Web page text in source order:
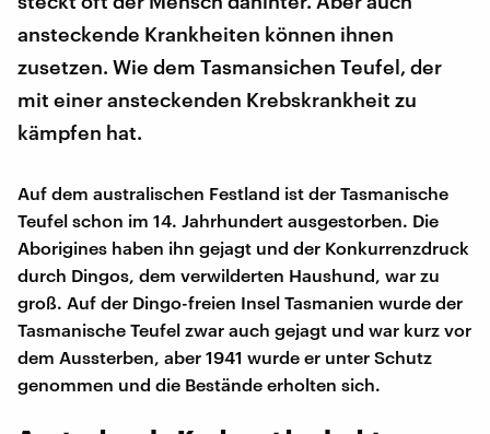
ansteckende Krankheiten können ihnen
zusetzen. Wie dem Tasmansichen Teufel, der
mit einer ansteckenden Krebskrankheit zu
kämpfen hat.
Auf dem australischen Festland ist der Tasmanische
Teufel schon im 14. Jahrhundert ausgestorben. Die
Aborigines haben ihn gejagt und der Konkurrenzdruck
durch Dingos, dem verwilderten Haushund, war zu
groß. Auf der Dingo-freien Insel Tasmanien wurde der
Tasmanische Teufel zwar auch gejagt und war kurz vor
dem Aussterben, aber 1941 wurde er unter Schutz
genommen und die Bestände erholten sich.